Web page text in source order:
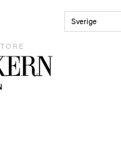
Sverige